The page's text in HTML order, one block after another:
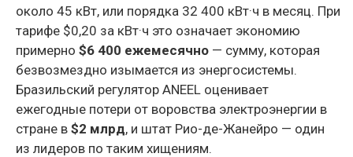
около 45 кВт, или порядка 32 400 кВт·ч в месяц. При
тарифе $0,20 за кВт·ч это означает экономию
примерно $6 400 ежемесячно — сумму, которая
безвозмездно изымается из энергосистемы.
Бразильский регулятор ANEEL оценивает
ежегодные потери от воровства электроэнергии в
стране в $2 млрд, и штат Рио-де-Жанейро — один
из лидеров по таким хищениям.